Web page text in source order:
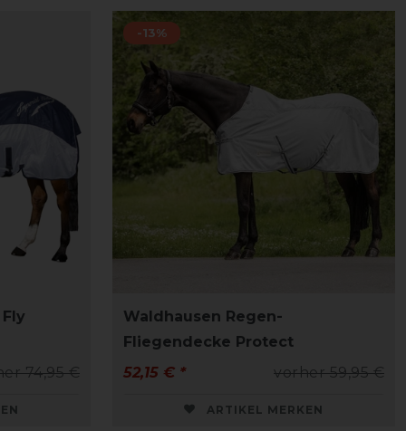
74,95 €
-13%
Waldhausen Regen-
Fliegendecke Protect
vorher 59,95 €
52,15 € *
ARTIKEL MERKEN